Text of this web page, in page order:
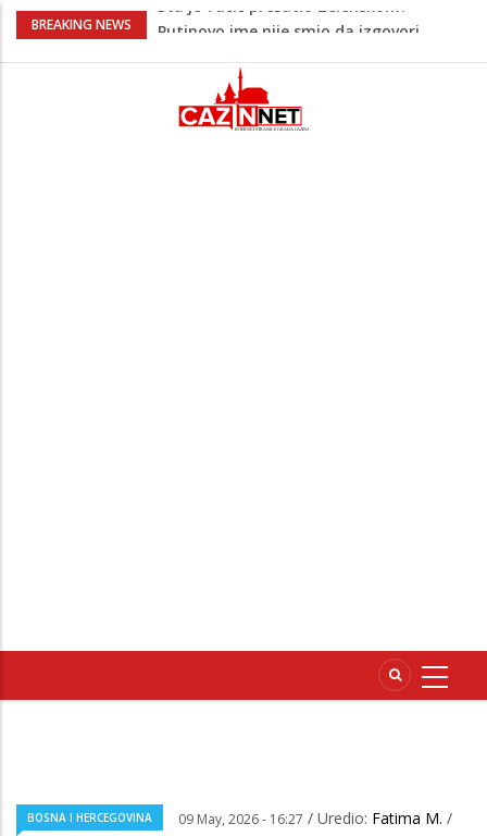
BREAKING NEWS
Šta se dešava u Europi? Dron iz
kod gasovoda
Ribari pronašli kosti na isušenom dnu
Save, podsjećaju na ljudske
BOSNA I HERCEGOVINA 09 May, 2026 - 16:27 / Uredio: Fatima M. /